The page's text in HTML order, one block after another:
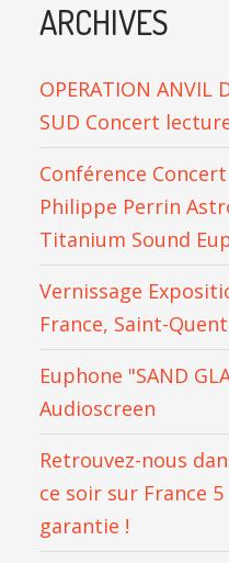
ARCHIVES
OPERATION ANVIL
SUD Concert
Conférence
Philippe Perrin
Titanium Sound
Vernissage
France, Saint-
Euphone "SAND
Audioscreen
Retrouvez-nous
ce soir sur France
garantie !